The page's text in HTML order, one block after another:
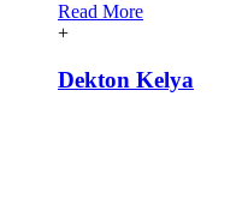
Read More
+
Dekton Kelya